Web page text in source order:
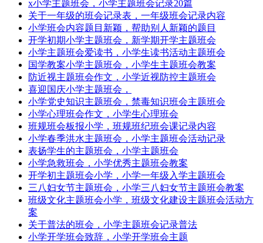
x小学主题班会，小学主题班会记录20篇
关于一年级的班会记录表，一年级班会记录内容
小学班会内容题目新颖，帮助别人新颖的题目
开学初期小学主题班会，新学期开学主题班会
小学主题班会爱读书，小学生读书活动主题班会
国学教案小学主题班会，小学生主题班会教案
防近视主题班会作文，小学近视防控主题班会
喜迎国庆小学主题班会，
小学党史知识主题班会，禁毒知识班会主题班会
小学心理班会作文，小学生心理班会
班规班会板报小学，班规班纪班会课记录内容
小学春季洪水主题班会，小学主题班会活动记录
表扬学生的主题班会，小学主题班会
小学急救班会，小学优秀主题班会教案
开学初主题班会小学，小学一年级入学主题班会
三八妇女节主题班会，小学三八妇女节主题班会教案
班级文化主题班会小学，班级文化建设主题班会活动方
案
关于普法的班会，小学主题班会记录普法
小学开学班会致辞，小学开学班会主题